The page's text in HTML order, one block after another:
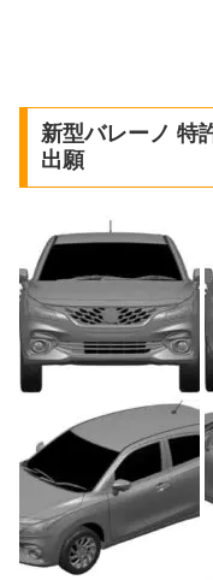
新型バレーノ 特
出願